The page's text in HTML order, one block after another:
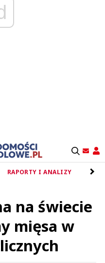
RAPORTY I ANALIZY
na świecie
mięsa w